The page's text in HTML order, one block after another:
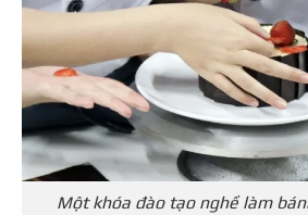
Một khóa đào tạo nghề làm